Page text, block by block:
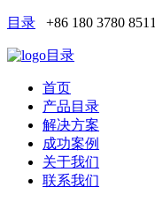
目录 +86 180 3780 8511
目录
首页
产品目录
解决方案
成功案例
关于我们
联系我们